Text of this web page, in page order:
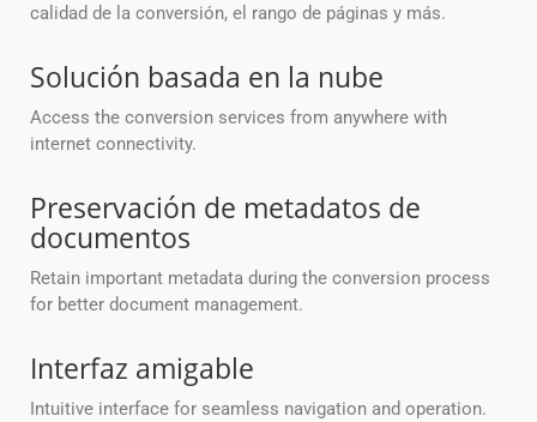
calidad de la conversión, el rango de páginas y más.
Solución basada en la nube
Access the conversion services from anywhere with
internet connectivity.
Preservación de metadatos de
documentos
Retain important metadata during the conversion process
for better document management.
Interfaz amigable
Intuitive interface for seamless navigation and operation.